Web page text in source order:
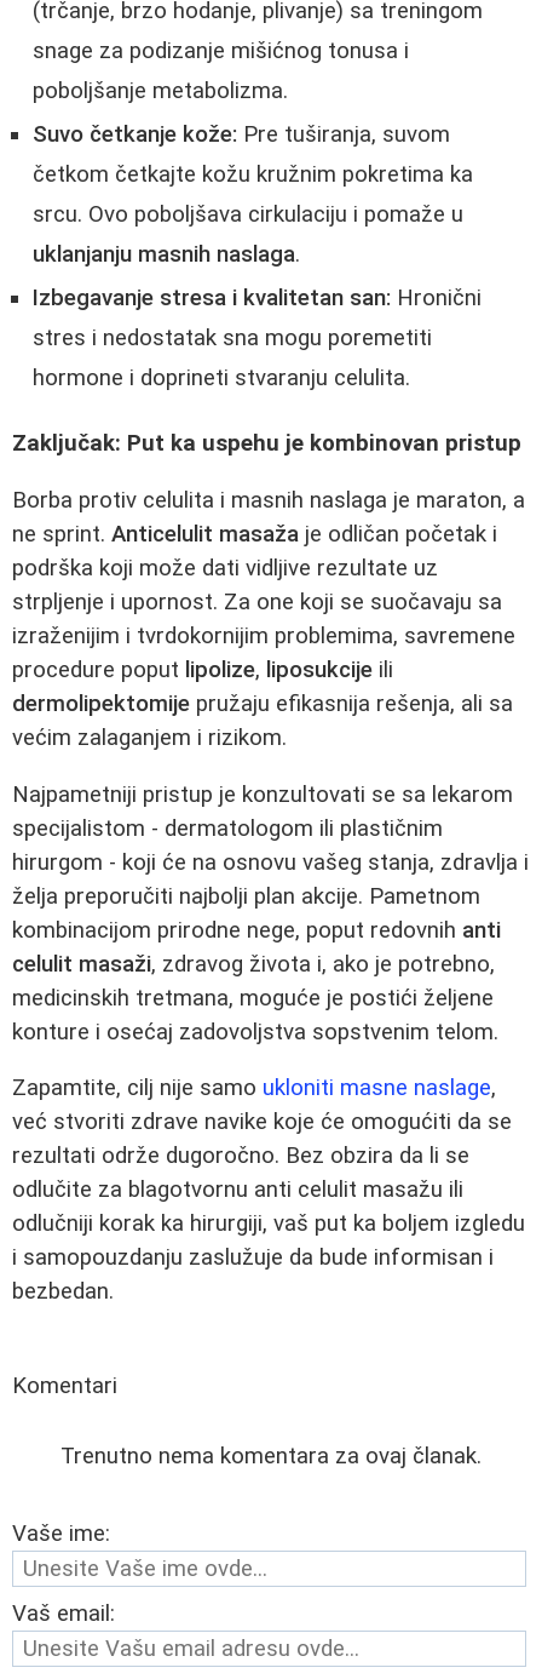
(trčanje, brzo hodanje, plivanje) sa treningom
snage za podizanje mišićnog tonusa i
poboljšanje metabolizma.
Suvo četkanje kože: Pre tuširanja, suvom
četkom četkajte kožu kružnim pokretima ka
srcu. Ovo poboljšava cirkulaciju i pomaže u
uklanjanju masnih naslaga.
Izbegavanje stresa i kvalitetan san: Hronični
stres i nedostatak sna mogu poremetiti
hormone i doprineti stvaranju celulita.
Zaključak: Put ka uspehu je kombinovan pristup
Borba protiv celulita i masnih naslaga je maraton, a
ne sprint. Anticelulit masaža je odličan početak i
podrška koji može dati vidljive rezultate uz
strpljenje i upornost. Za one koji se suočavaju sa
izraženijim i tvrdokornijim problemima, savremene
procedure poput lipolize, liposukcije ili
dermolipektomije pružaju efikasnija rešenja, ali sa
većim zalaganjem i rizikom.
Najpametniji pristup je konzultovati se sa lekarom
specijalistom - dermatologom ili plastičnim
hirurgom - koji će na osnovu vašeg stanja, zdravlja i
želja preporučiti najbolji plan akcije. Pametnom
kombinacijom prirodne nege, poput redovnih anti
celulit masaži, zdravog života i, ako je potrebno,
medicinskih tretmana, moguće je postići željene
konture i osećaj zadovoljstva sopstvenim telom.
Zapamtite, cilj nije samo ukloniti masne naslage,
već stvoriti zdrave navike koje će omogućiti da se
rezultati održe dugoročno. Bez obzira da li se
odlučite za blagotvornu anti celulit masažu ili
odlučniji korak ka hirurgiji, vaš put ka boljem izgledu
i samopouzdanju zaslužuje da bude informisan i
bezbedan.
Komentari
Trenutno nema komentara za ovaj članak.
Vaše ime:
Vaš email: